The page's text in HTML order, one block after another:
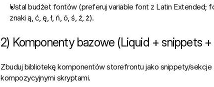
Ustal budżet fontów (preferuj variable font z Latin Extended;
znaki ą, ć, ę, ł, ń, ó, ś, ź, ż).
2) Komponenty bazowe (Liquid + snippets
Zbuduj bibliotekę komponentów storefrontu jako snippety/sekcje
kompozycyjnymi skryptami.